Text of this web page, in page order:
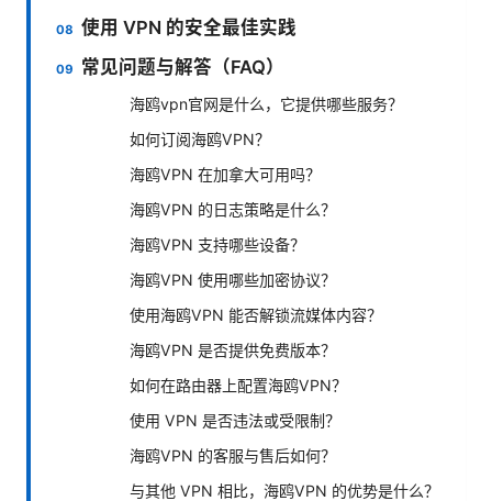
使用 VPN 的安全最佳实践
常见问题与解答（FAQ）
海鸥vpn官网是什么，它提供哪些服务？
如何订阅海鸥VPN？
海鸥VPN 在加拿大可用吗？
海鸥VPN 的日志策略是什么？
海鸥VPN 支持哪些设备？
海鸥VPN 使用哪些加密协议？
使用海鸥VPN 能否解锁流媒体内容？
海鸥VPN 是否提供免费版本？
如何在路由器上配置海鸥VPN？
使用 VPN 是否违法或受限制？
海鸥VPN 的客服与售后如何？
与其他 VPN 相比，海鸥VPN 的优势是什么？